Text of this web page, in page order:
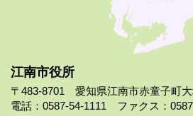
江南市役所
〒483-8701 愛知県江南市赤童子町
電話：0587-54-1111 ファクス：